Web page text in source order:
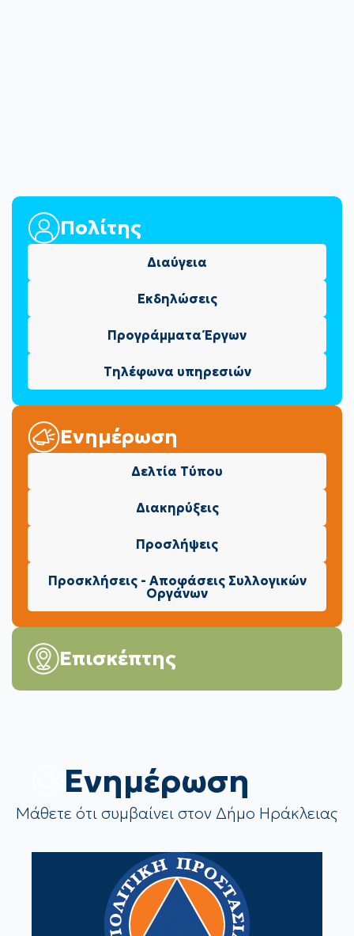
Πολίτης
Διαύγεια
Εκδηλώσεις
Προγράμματα Έργων
Τηλέφωνα υπηρεσιών
Ενημέρωση
Δελτία Τύπου
Διακηρύξεις
Προσλήψεις
Προσκλήσεις - Αποφάσεις Συλλογικών
Οργάνων
Επισκέπτης
Eνημέρωση
Μάθετε ότι συμβαίνει στον Δήμο Ηράκλειας